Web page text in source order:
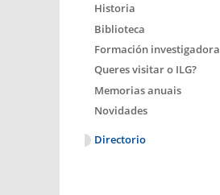
Historia
Biblioteca
Formación investigadora
Queres visitar o ILG?
Memorias anuais
Novidades
Directorio